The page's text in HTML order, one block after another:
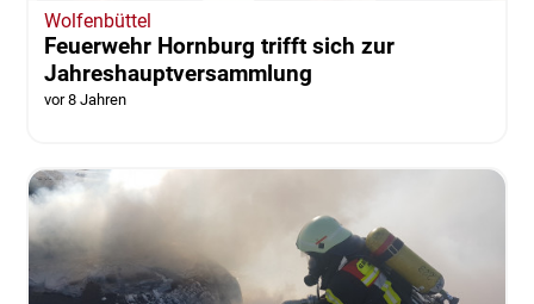
Wolfenbüttel
Feuerwehr Hornburg trifft sich zur
Jahreshauptversammlung
vor 8 Jahren